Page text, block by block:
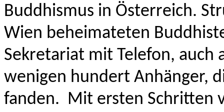
Buddhismus in Österreich.
Wien beheimateten
Sekretariat mit Telefon, auch
wenigen hundert Anhänger,
fanden. Mit ersten Schritten